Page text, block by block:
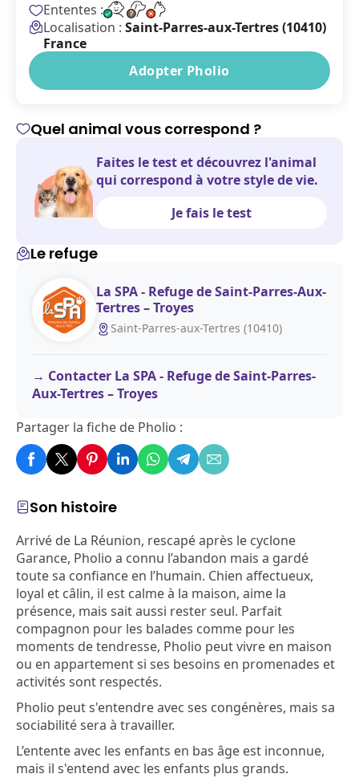
Ententes :
Localisation : Saint-Parres-aux-Tertres (10410)
France
Adopter Pholio
Son histoire
Arrivé de La Réunion, rescapé après le cyclone
Garance, Pholio a connu l’abandon mais a gardé
toute sa confiance en l’humain. Chien affectueux,
loyal et câlin, il est calme à la maison, aime la
présence, mais sait aussi rester seul. Parfait
compagnon pour les balades comme pour les
moments de tendresse, Pholio peut vivre en maison
ou en appartement si ses besoins en promenades et
activités sont respectés.
Pholio peut s'entendre avec ses congénères, mais sa
sociabilité sera à travailler.
L’entente avec les enfants en bas âge est inconnue,
mais il s'entend avec les enfants plus grands.
Quel animal vous correspond ?
Faites le test et découvrez l'animal
qui correspond à votre style de vie.
Je fais le test
Le refuge
La SPA - Refuge de Saint-Parres-Aux-
Tertres – Troyes
Saint-Parres-aux-Tertres (10410)
Contacter La SPA - Refuge de Saint-Parres-
Aux-Tertres – Troyes
Partager la fiche de Pholio :